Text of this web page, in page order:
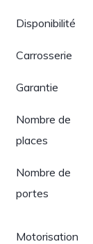
Disponibilité
Carrosserie
Garantie
Nombre de
places
Nombre de
portes
Motorisation